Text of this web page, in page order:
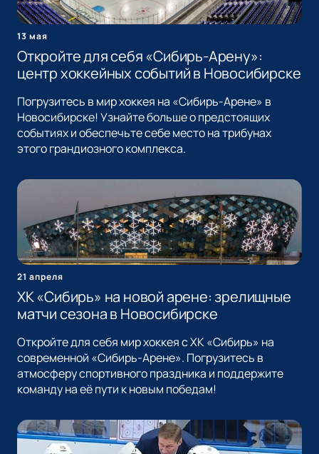
13 мая
Откройте для себя «Сибирь-Арену»:
центр хоккейных событий в Новосибирске
Погрузитесь в мир хоккея на «Сибирь-Арене» в
Новосибирске! Узнайте больше о предстоящих
событиях и обеспечьте себе место на трибунах
этого грандиозного комплекса.
21 апреля
ХК «Сибирь» на новой арене: зрелищные
матчи сезона в Новосибирске
Откройте для себя мир хоккея с ХК «Сибирь» на
современной «Сибирь-Арене». Погрузитесь в
атмосферу спортивного праздника и поддержите
команду на её пути к новым победам!